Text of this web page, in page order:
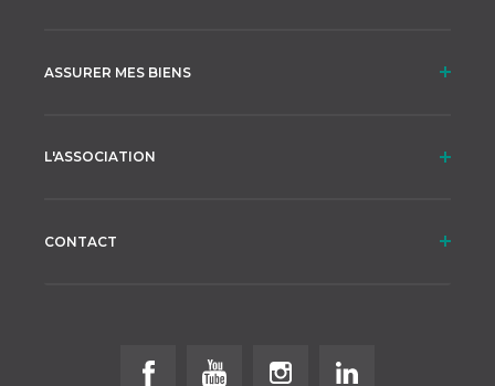
ASSURER MES BIENS
L'ASSOCIATION
CONTACT
Follow us on Facebook
Follow us on Youtube
Follow us on Instagram
Follow us on